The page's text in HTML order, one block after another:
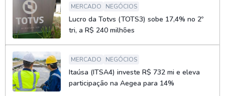
MERCADO NEGÓCIOS
Lucro da Totvs (TOTS3) sobe 17,4% no 2º
tri, a R$ 240 milhões
MERCADO NEGÓCIOS
Itaúsa (ITSA4) investe R$ 732 mi e eleva
participação na Aegea para 14%